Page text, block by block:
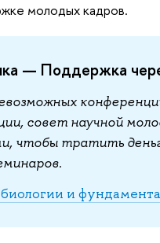
молодых кадров.
— Поддержка
совет научной
чтобы тратить
и